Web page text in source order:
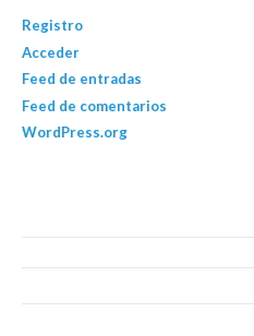
Registro
Acceder
Feed de entradas
Feed de comentarios
WordPress.org